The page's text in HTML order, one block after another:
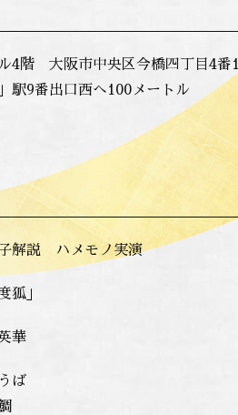
4階 大阪市中央区今橋四丁目4
駅9番出口西へ100メートル
子解説 ハメモノ実演
狐」
華
ば